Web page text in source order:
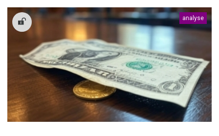
analyse